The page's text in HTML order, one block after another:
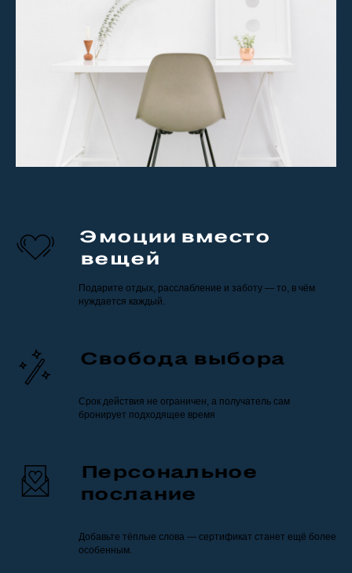
Эмоции вместо
вещей
Подарите отдых, расслабление и заботу — то, в чём
нуждается каждый.
Свобода выбора
Срок действия не ограничен, а получатель сам
бронирует подходящее время
Персональное
послание
Добавьте тёплые слова — сертификат станет ещё более
особенным.
Три простых шага